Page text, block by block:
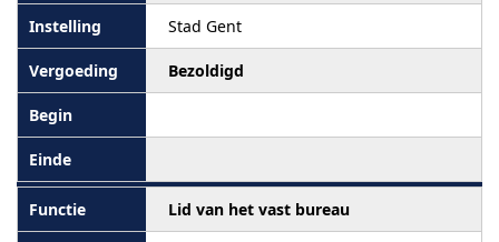
Stad Gent
Bezoldigd
Lid van het vast bureau